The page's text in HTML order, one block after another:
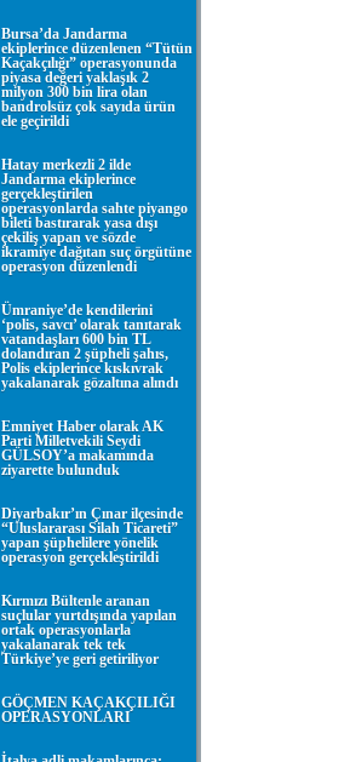
Bursa’da Jandarma
ekiplerince düzenlenen “Tütün
Kaçakçılığı” operasyonunda
piyasa değeri yaklaşık 2
milyon 300 bin lira olan
bandrolsüz çok sayıda ürün
ele geçirildi
Hatay merkezli 2 ilde
Jandarma ekiplerince
gerçekleştirilen
operasyonlarda sahte piyango
bileti bastırarak yasa dışı
çekiliş yapan ve sözde
ikramiye dağıtan suç örgütüne
operasyon düzenlendi
Ümraniye’de kendilerini
‘polis, savcı’ olarak tanıtarak
vatandaşları 600 bin TL
dolandıran 2 şüpheli şahıs,
Polis ekiplerince kıskıvrak
yakalanarak gözaltına alındı
Emniyet Haber olarak AK
Parti Milletvekili Seydi
GÜLSOY’a makamında
ziyarette bulunduk
Diyarbakır’ın Çınar ilçesinde
“Uluslararası Silah Ticareti”
yapan şüphelilere yönelik
operasyon gerçekleştirildi
Kırmızı Bültenle aranan
suçlular yurtdışında yapılan
ortak operasyonlarla
yakalanarak tek tek
Türkiye’ye geri getiriliyor
GÖÇMEN KAÇAKÇILIĞI
OPERASYONLARI